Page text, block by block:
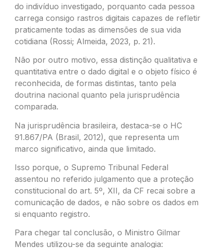
do indivíduo investigado, porquanto cada pessoa
carrega consigo rastros digitais capazes de refletir
praticamente todas as dimensões de sua vida
cotidiana (Rossi; Almeida, 2023, p. 21).
Não por outro motivo, essa distinção qualitativa e
quantitativa entre o dado digital e o objeto físico é
reconhecida, de formas distintas, tanto pela
doutrina nacional quanto pela jurisprudência
comparada.
Na jurisprudência brasileira, destaca-se o HC
91.867/PA (Brasil, 2012), que representa um
marco significativo, ainda que limitado.
Isso porque, o Supremo Tribunal Federal
assentou no referido julgamento que a proteção
constitucional do art. 5º, XII, da CF recai sobre a
comunicação de dados, e não sobre os dados em
si enquanto registro.
Para chegar tal conclusão, o Ministro Gilmar
Mendes utilizou-se da seguinte analogia: